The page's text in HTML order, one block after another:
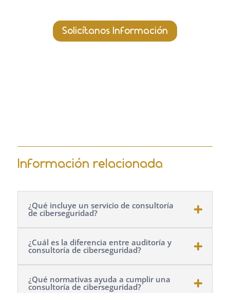
Solicítanos Información
Información relacionada
¿Qué incluye un servicio de consultoría
de ciberseguridad?
¿Cuál es la diferencia entre auditoría y
consultoría de ciberseguridad?
¿Qué normativas ayuda a cumplir una
consultoría de ciberseguridad?